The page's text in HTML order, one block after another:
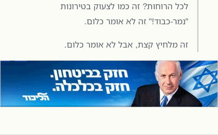
לכל הרוחות? זה כמו לצעוק בטירונות
"נמר-כבוד!" זה לא אומר כלום.
זה מלחיץ קצת, אבל לא אומר כלום.